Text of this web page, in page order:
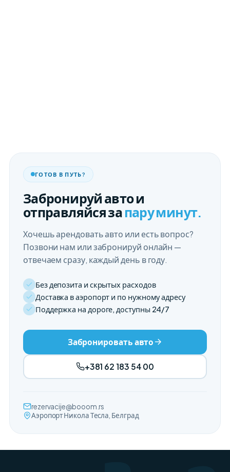
ГОТОВ В ПУТЬ?
Забронируй авто и
отправляйся запару минут.
Хочешь арендовать авто или есть вопрос?
Позвони нам или забронируй онлайн —
отвечаем сразу, каждый день в году.
Без депозита и скрытых расходов
Доставка в аэропорт и по нужному адресу
Поддержка на дороге, доступны 24/7
Забронировать авто
+381 62 183 54 00
rezervacije@booom.rs
Аэропорт Никола Тесла, Белград